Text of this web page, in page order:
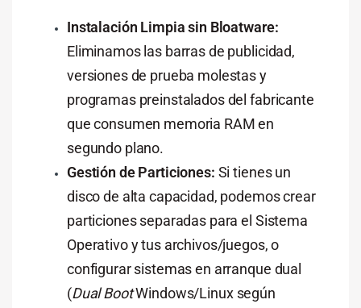
Instalación Limpia sin Bloatware:
Eliminamos las barras de publicidad,
versiones de prueba molestas y
programas preinstalados del fabricante
que consumen memoria RAM en
segundo plano.
Gestión de Particiones: Si tienes un
disco de alta capacidad, podemos crear
particiones separadas para el Sistema
Operativo y tus archivos/juegos, o
configurar sistemas en arranque dual
(Dual BootWindows/Linux según